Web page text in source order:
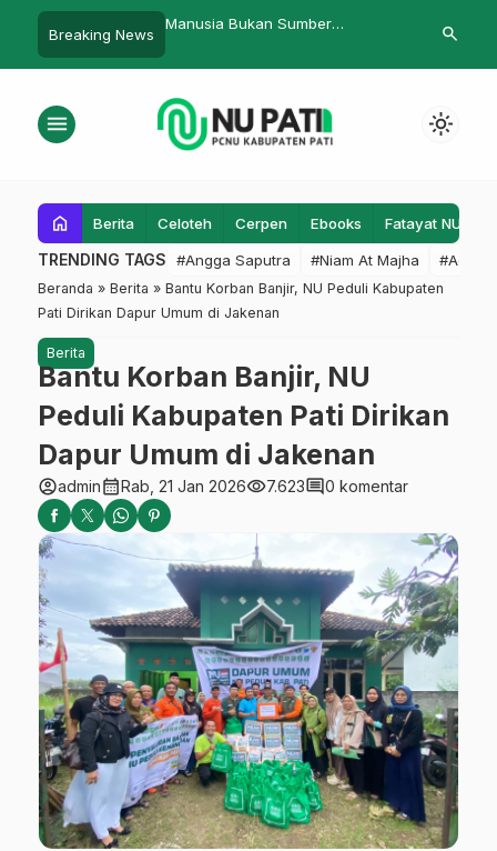
Breaking News
Buka Raker Ma’arif NU Rembang,
Kekuatan dengan Branding
Menjawab
search
menu light_mode
home Berita Celoteh Cerpen Ebooks Fatayat NU
TRENDING TAGS #Angga Saputra #Niam At Majha #Admin
Beranda » Berita » Bantu Korban Banjir, NU Peduli Kabupaten
Pati Dirikan Dapur Umum di Jakenan
Berita
Bantu Korban Banjir, NU
Peduli Kabupaten Pati Dirikan
Dapur Umum di Jakenan
account_circleadmincalendar_monthRab, 21 Jan 2026visibility7.623comment0 komentar